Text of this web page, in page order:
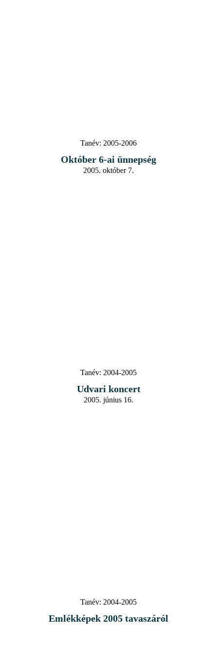
Tanév: 2005-2006
Október 6-ai ünnepség
2005. október 7.
Tanév: 2004-2005
Udvari koncert
2005. június 16.
Tanév: 2004-2005
Emlékképek 2005 tavaszáról